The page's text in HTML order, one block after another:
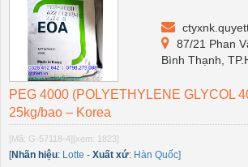
87/21 Phan
Bình Thạnh,
PEG 4000 (POLYETHYLENE GLYCOL
25kg/bao – Korea
[Mã: G-57118-4][xem: 1823]
[Nhãn hiệu: Lotte - Xuất xứ: Hàn Quốc]